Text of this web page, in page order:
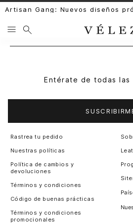
Artisan Gang: Nuevos diseños
Entérate de todas las
Rastrea tu pedido
Nuestras políticas
Política de cambios y
devoluciones
Términos y condiciones
Código de buenas prácticas
Términos y condiciones
promocionales